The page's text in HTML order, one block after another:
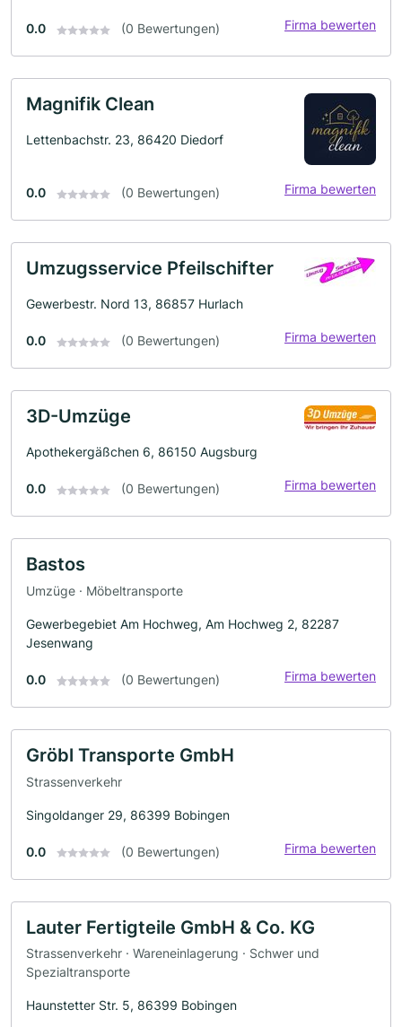
0.0 (0 Bewertungen) Firma bewerten
Magnifik Clean
Lettenbachstr. 23, 86420 Diedorf
0.0 (0 Bewertungen) Firma bewerten
Umzugsservice Pfeilschifter
Gewerbestr. Nord 13, 86857 Hurlach
0.0 (0 Bewertungen) Firma bewerten
3D-Umzüge
Apothekergäßchen 6, 86150 Augsburg
0.0 (0 Bewertungen) Firma bewerten
Bastos
Umzüge · Möbeltransporte
Gewerbegebiet Am Hochweg, Am Hochweg 2, 82287
Jesenwang
0.0 (0 Bewertungen) Firma bewerten
Gröbl Transporte GmbH
Strassenverkehr
Singoldanger 29, 86399 Bobingen
0.0 (0 Bewertungen) Firma bewerten
Lauter Fertigteile GmbH & Co. KG
Strassenverkehr · Wareneinlagerung · Schwer und
Spezialtransporte
Haunstetter Str. 5, 86399 Bobingen